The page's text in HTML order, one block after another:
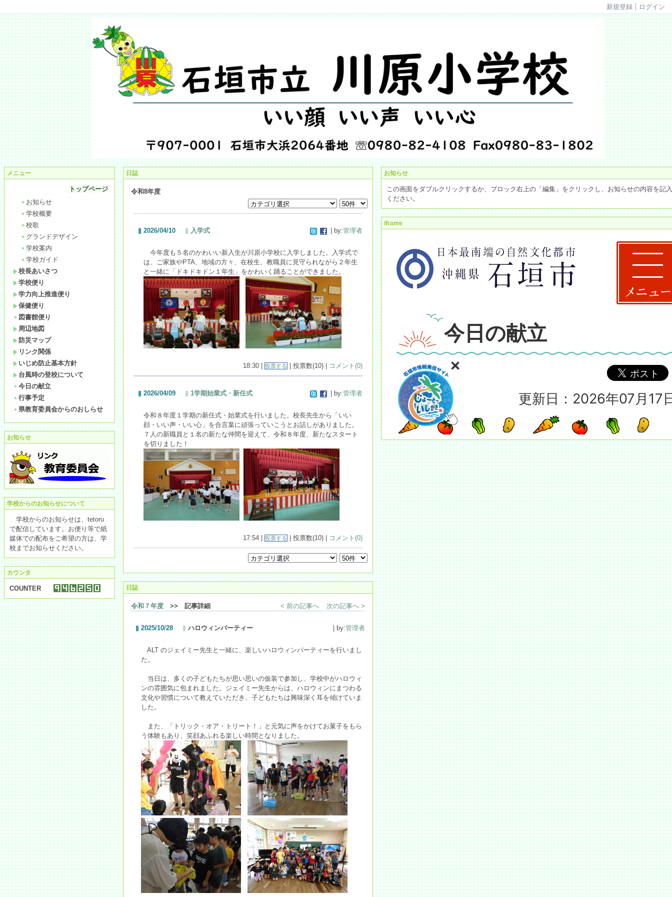
新規登録 ログイン
メニュー
トップページ
お知らせ
学校概要
校歌
グランドデザイン
学校案内
学校ガイド
校長あいさつ
学校便り
学力向上推進便り
保健便り
図書館便り
周辺地図
防災マップ
リンク関係
いじめ防止基本方針
台風時の登校について
今日の献立
行事予定
県教育委員会からのおしらせ
お知らせ
学校からのお知らせについて
学校からのお知らせは、tetoru
で配信しています。お便り等で紙
媒体での配布をご希望の方は、学
校までお知らせください。
カウンタ
COUNTER
日誌
令和8年度
2026/04/10 入学式 | by:管理者
今年度も５名のかわいい新入生が川原小学校に入学しました。入学式で
は、ご家族やPTA、地域の方々、在校生、教職員に見守られながら２年生
と一緒に「ドキドキドン１年生」をかわいく踊ることができました。
18:30 | 投票する | 投票数(10) | コメント(0)
2026/04/09 1学期始業式・新任式 | by:管理者
令和８年度１学期の新任式・始業式を行いました。校長先生から「いい
顔・いい声・いい心」を合言葉に頑張っていこうとお話しがありました。
７人の新職員と１名の新たな仲間を迎えて、令和８年度、新たなスター ト
を切りました！
17:54 | 投票する | 投票数(10) | コメント(0)
日誌
令和７年度 >> 記事詳細 < 前の記事へ 次の記事へ >
2025/10/28 ハロウィンパーティー | by:管理者
ALT のジェイミー先生と一緒に、楽しいハロウィンパーティーを行いまし
た。
当日は、多くの子どもたちが思い思いの仮装で参加し、学校中がハロウィ
ンの雰囲気に包まれました。ジェイミー先生からは、ハロウィンにまつわる
文化や習慣について教えていただき、子どもたちは興味深く耳を傾けていま
した。
また、「トリック・オア・トリート！」と元気に声をかけてお菓子をもら
う体験もあり、笑顔あふれる楽しい時間となりました。
お知らせ
この画面をダブルクリックするか、ブロック右上の「編集」をクリックし、お知らせの内容を記
ください。
iframe